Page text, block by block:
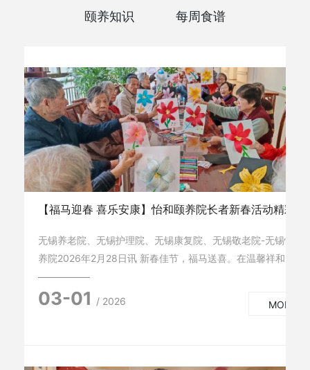
颐养知识 每周食谱
【福马迎春 喜乐安康】怡和颐养院长者新春活动精彩纷
无锡养老院、无锡护理院、无锡康复院、无锡敬老院-无锡怡和
养院2026年2月28日讯 新春佳节，福马送喜。在温馨祥和的节
氛围里，无锡怡和颐养院张灯结彩、暖意融融，一场场丰富有趣
的新春活动接连开展，让每一位入住的老人都沉浸在欢声笑语
03-01 / 2026 MORE >